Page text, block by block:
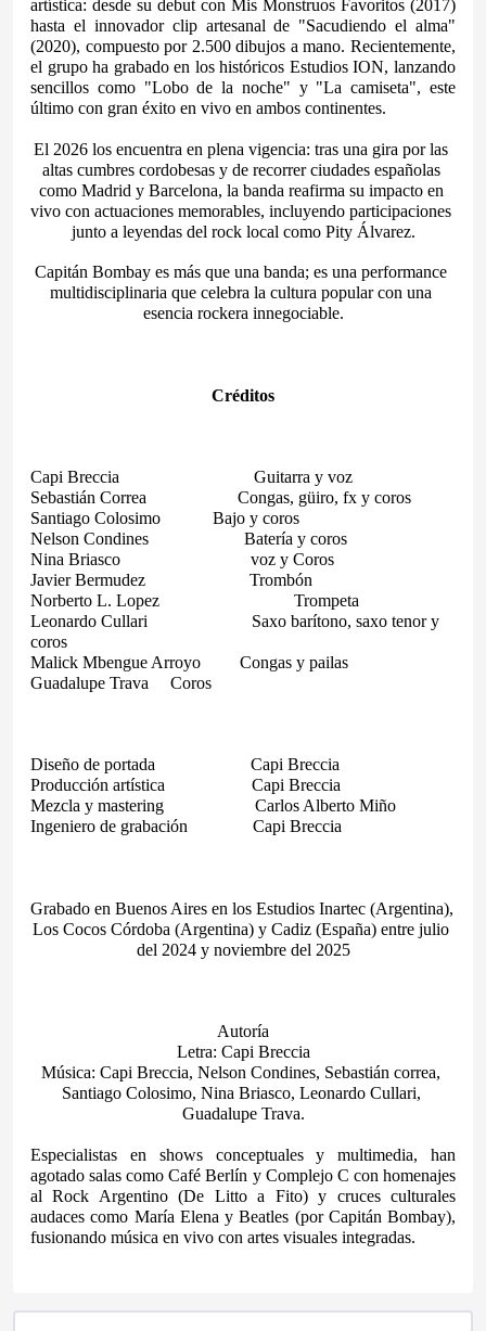
artística: desde su debut con Mis Monstruos Favoritos (2017)
hasta el innovador clip artesanal de "Sacudiendo el alma"
(2020), compuesto por 2.500 dibujos a mano. Recientemente,
el grupo ha grabado en los históricos Estudios ION, lanzando
sencillos como "Lobo de la noche" y "La camiseta", este
último con gran éxito en vivo en ambos continentes.
El 2026 los encuentra en plena vigencia: tras una gira por las
altas cumbres cordobesas y de recorrer ciudades españolas
como Madrid y Barcelona, la banda reafirma su impacto en
vivo con actuaciones memorables, incluyendo participaciones
junto a leyendas del rock local como Pity Álvarez.
Capitán Bombay es más que una banda; es una performance
multidisciplinaria que celebra la cultura popular con una
esencia rockera innegociable.
Créditos
Capi Breccia
Guitarra y voz
Sebastián Correa
Congas, güiro, fx y coros
Santiago Colosimo
Bajo y coros
Nelson Condines
Batería y coros
Nina Briasco
voz y Coros
Javier Bermudez
Trombón
Norberto L. Lopez
Trompeta
Leonardo Cullari
Saxo barítono, saxo tenor y
coros
Malick Mbengue Arroyo
Congas y pailas
Guadalupe Trava
Coros
Diseño de portada
Capi Breccia
Producción artística
Capi Breccia
Mezcla y mastering
Carlos Alberto Miño
Ingeniero de grabación
Capi Breccia
Grabado en Buenos Aires en los Estudios Inartec (Argentina),
Los Cocos Córdoba (Argentina) y Cadiz (España) entre julio
del 2024 y noviembre del 2025
Autoría
Letra: Capi Breccia
Música: Capi Breccia, Nelson Condines, Sebastián correa,
Santiago Colosimo, Nina Briasco, Leonardo Cullari,
Guadalupe Trava.
Especialistas en shows conceptuales y multimedia, han
agotado salas como Café Berlín y Complejo C con homenajes
al Rock Argentino (De Litto a Fito) y cruces culturales
audaces como María Elena y Beatles (por Capitán Bombay),
fusionando música en vivo con artes visuales integradas.